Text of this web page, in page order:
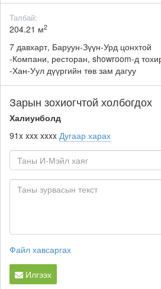
Талбай:
204.21 м2
7 давхарт, Баруун-Зүүн-Урд цонхтой
-Компани, ресторан, showroom-д
-Хан-Уул дүүргийн төв зам дагуу
Зарын зохиогчтой холбогдох
Халиунболд
91x xxx xxxx Дугаар харах
Файл хавсаргах
Илгээх